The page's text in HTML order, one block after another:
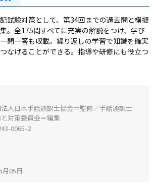
試験対策として、第34回までの過去問と模擬
。全175問すべてに充実の解説をつけ、学び
問一答も収載。繰り返しの学習で知識を確実
なげることができる。指導や研修にも役立つ
人日本手話通訳士協会＝監修／手話通訳士
対策委員会＝編集
0065-2
月05日